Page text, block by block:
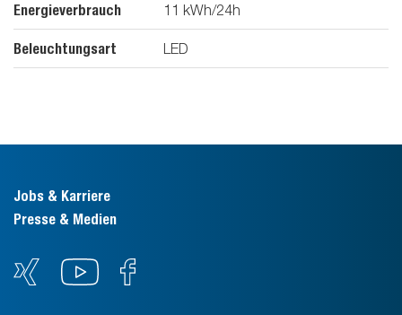
Energieverbrauch 11 kWh/24h
Beleuchtungsart LED
Jobs & Karriere
Presse & Medien